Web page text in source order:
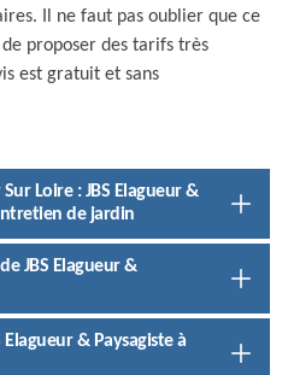
Il ne faut pas oublier que ce
proposer des tarifs très
est gratuit et sans
Loire : JBS Elagueur &
de jardin
JBS Elagueur &
& Paysagiste à